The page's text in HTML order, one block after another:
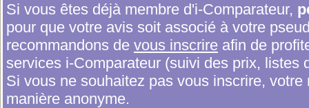
Si vous êtes déjà membre d'i-Comparateur,
pour que votre avis soit associé à votre
recommandons de vous inscrire afin de
services i-Comparateur (suivi des prix, listes
Si vous ne souhaitez pas vous inscrire,
manière anonyme.